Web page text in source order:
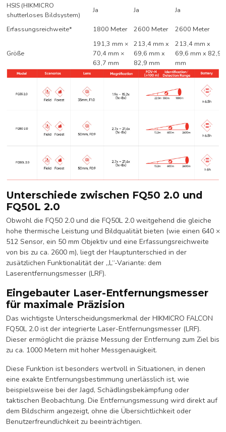
HSIS (HIKMICRO
shutterloses Bildsystem)
Ja Ja Ja
Erfassungsreichweite* 1800 Meter 2600 Meter 2600 Meter
Größe
191,3 mm ×
70,4 mm ×
63,7 mm
213,4 mm x
69,6 mm x
82,9 mm
213,4 mm x
69,6 mm x 82,9
mm
Unterschiede zwischen FQ50 2.0 und
FQ50L 2.0
Obwohl die FQ50 2.0 und die FQ50L 2.0 weitgehend die gleiche
hohe thermische Leistung und Bildqualität bieten (wie einen 640 ×
512 Sensor, ein 50 mm Objektiv und eine Erfassungsreichweite
von bis zu ca. 2600 m), liegt der Hauptunterschied in der
zusätzlichen Funktionalität der „L“-Variante: dem
Laserentfernungsmesser (LRF).
Eingebauter Laser-Entfernungsmesser
für maximale Präzision
Das wichtigste Unterscheidungsmerkmal der HIKMICRO FALCON
FQ50L 2.0 ist der integrierte Laser-Entfernungsmesser (LRF).
Dieser ermöglicht die präzise Messung der Entfernung zum Ziel bis
zu ca. 1000 Metern mit hoher Messgenauigkeit.
Diese Funktion ist besonders wertvoll in Situationen, in denen
eine exakte Entfernungsbestimmung unerlässlich ist, wie
beispielsweise bei der Jagd, Schädlingsbekämpfung oder
taktischen Beobachtung. Die Entfernungsmessung wird direkt auf
dem Bildschirm angezeigt, ohne die Übersichtlichkeit oder
Benutzerfreundlichkeit zu beeinträchtigen.